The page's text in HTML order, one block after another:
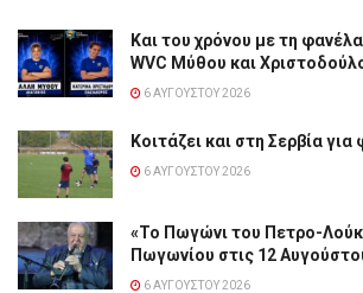
Και του χρόνου με τη
WVC Μύθου και
6 ΑΥΓΟΎΣΤΟΥ 2026
Κοιτάζει και στη Σερβία για
6 ΑΥΓΟΎΣΤΟΥ 2026
«Το Πωγώνι του Πετρο-
Πωγωνίου στις 12
6 ΑΥΓΟΎΣΤΟΥ 2026